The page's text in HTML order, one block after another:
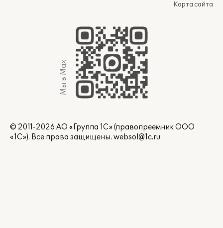
Карта сайта
Мы в Max
© 2011-2026 АО «Группа 1С» (правопреемник ООО
«1С»). Все права защищены. websol@1c.ru